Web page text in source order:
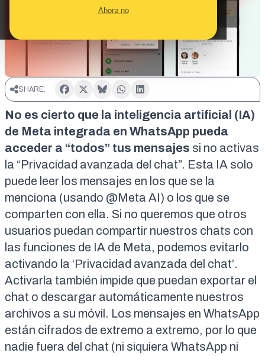
Ahora no
SHARE:
No es cierto que la inteligencia artificial (IA)
de Meta integrada en WhatsApp pueda
acceder a “todos” tus mensajes si no activas
la “Privacidad avanzada del chat”. Esta IA solo
puede leer los mensajes en los que se la
menciona (usando @Meta AI) o los que se
comparten con ella. Si no queremos que otros
usuarios puedan compartir nuestros chats con
las funciones de IA de Meta, podemos evitarlo
activando la ‘Privacidad avanzada del chat’.
Activarla también impide que puedan exportar el
chat o descargar automáticamente nuestros
archivos a su móvil. Los mensajes en WhatsApp
están cifrados de extremo a extremo, por lo que
nadie fuera del chat (ni siquiera WhatsApp ni